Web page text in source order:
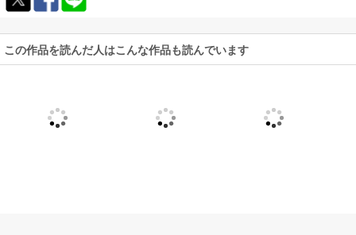
この作品を読んだ人はこんな作品も読んでいます